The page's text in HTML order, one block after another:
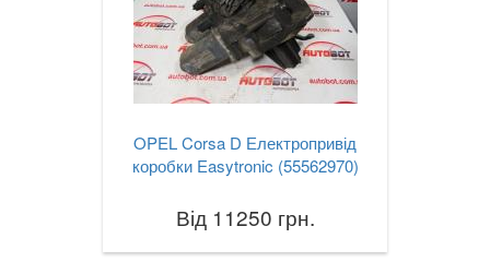
OPEL Corsa D Електропривід
коробки Easytronic (55562970)
Від 11250 грн.